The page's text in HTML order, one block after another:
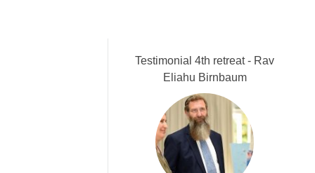
Testimonial 4th retreat - Rav
Eliahu Birnbaum